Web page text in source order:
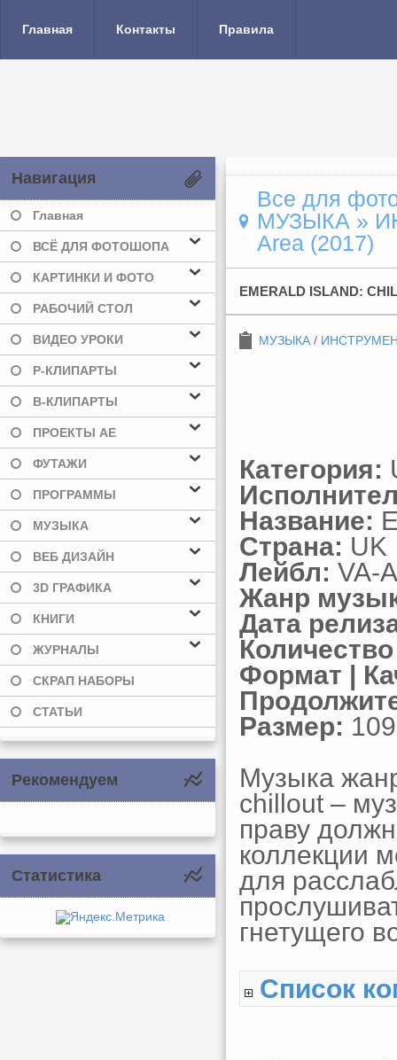
Главная Контакты Правила
Навигация
Главная
ВСЁ ДЛЯ ФОТОШОПА
КАРТИНКИ И ФОТО
РАБОЧИЙ СТОЛ
ВИДЕО УРОКИ
Р-КЛИПАРТЫ
В-КЛИПАРТЫ
ПРОЕКТЫ AE
ФУТАЖИ
ПРОГРАММЫ
МУЗЫКА
ВЕБ ДИЗАЙН
3D ГРАФИКА
КНИГИ
ЖУРНАЛЫ
СКРАП НАБОРЫ
СТАТЬИ
Рекомендуем
Статистика
Все для
МУЗЫКА »
Area (2017)
EMERALD ISLAND:
МУЗЫКА /
Категория:
Название:
Страна: UK
Лейбл: VA-
Жанр
Дата
Формат |
Размер:
Музыка
chillout –
праву
коллекции
для
гнетущего
Список